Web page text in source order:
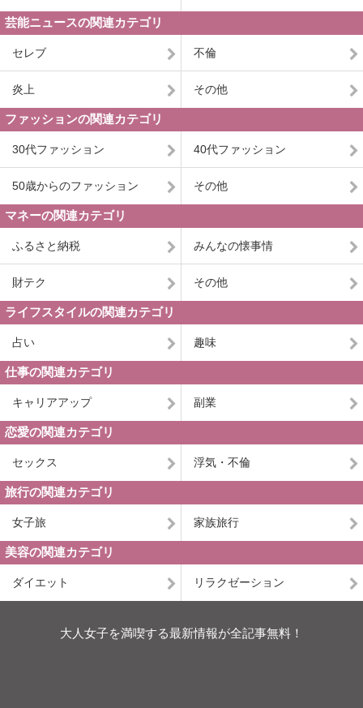
芸能ニュースの関連カテゴリ
セレブ 不倫
炎上 その他
ファッションの関連カテゴリ
30代ファッション 40代ファッション
50歳からのファッション その他
マネーの関連カテゴリ
ふるさと納税 みんなの懐事情
財テク その他
ライフスタイルの関連カテゴリ
占い 趣味
仕事の関連カテゴリ
キャリアアップ 副業
恋愛の関連カテゴリ
セックス 浮気・不倫
旅行の関連カテゴリ
女子旅 家族旅行
美容の関連カテゴリ
ダイエット リラクゼーション
大人女子を満喫する最新情報が全記事無料！